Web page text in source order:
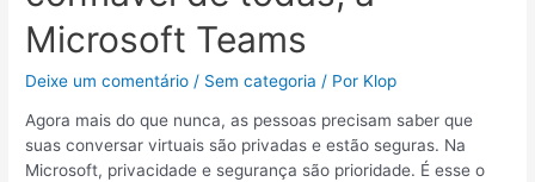
Microsoft Teams
Deixe um comentário / Sem categoria / Por Klop
Agora mais do que nunca, as pessoas precisam saber que
suas conversar virtuais são privadas e estão seguras. Na
Microsoft, privacidade e segurança são prioridade. É esse o